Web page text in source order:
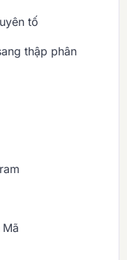
tố
thập phân